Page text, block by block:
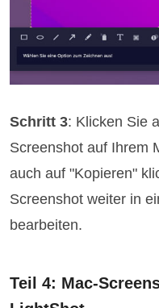
Schritt 3: Klicken Sie
Screenshot auf Ihrem
auch auf "Kopieren"
Screenshot weiter in
bearbeiten.
Teil 4: Mac-